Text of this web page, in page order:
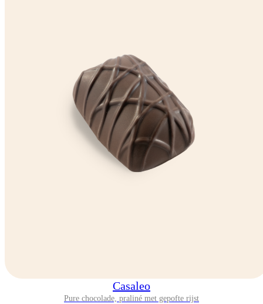
Casaleo
Pure chocolade, praliné met gepofte rijst